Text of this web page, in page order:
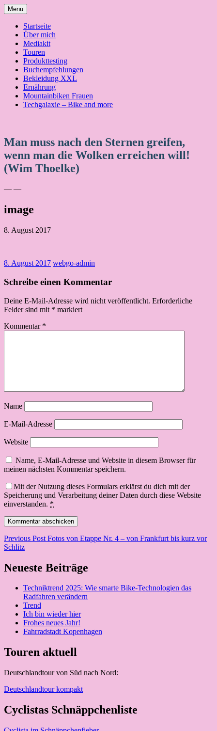
Skip
to
content
Menu
Startseite
Über mich
Mediakit
Touren
Produkttesting
Buchempfehlungen
Bekleidung XXL
Ernährung
Mountainbiken Frauen
Techgalaxie – Bike and more
Man muss nach den Sternen greifen,
wenn man die Wolken erreichen will!
(Wim Thoelke)
— —
image
8. August 2017
8. August 2017 webgo-admin
Schreibe einen Kommentar
Deine E-Mail-Adresse wird nicht veröffentlicht. Erforderliche
Felder sind mit * markiert
Kommentar *
Name
E-Mail-Adresse
Website
Name, E-Mail-Adresse und Website in diesem Browser für
meinen nächsten Kommentar speichern.
Mit der Nutzung dieses Formulars erklärst du dich mit der
Speicherung und Verarbeitung deiner Daten durch diese Website
einverstanden. *
Beitragsnavigation
Previous Post Fotos von Etappe Nr. 4 – von Frankfurt bis kurz vor
Schlitz
Neueste Beiträge
Techniktrend 2025: Wie smarte Bike-Technologien das
Radfahren verändern
Trend
Ich bin wieder hier
Frohes neues Jahr!
Fahrradstadt Kopenhagen
Touren aktuell
Deutschlandtour von Süd nach Nord:
Deutschlandtour kompakt
Cyclistas Schnäppchenliste